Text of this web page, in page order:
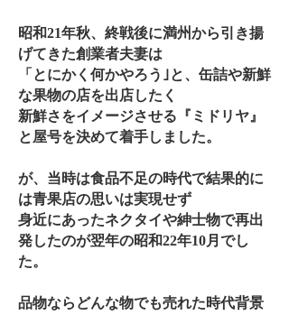
昭和21年秋、終戦後に満州から引き揚
げてきた創業者夫妻は
「とにかく何かやろう｣と、缶詰や新鮮
な果物の店を出店したく
新鮮さをイメージさせる『ミドリヤ』
と屋号を決めて着手しました。
が、当時は食品不足の時代で結果的に
は青果店の思いは実現せず
身近にあったネクタイや紳士物で再出
発したのが翌年の昭和22年10月でし
た。
品物ならどんな物でも売れた時代背景